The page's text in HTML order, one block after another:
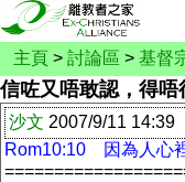
主頁 > 討論區 > 基督
信咗又唔敢認，得唔
沙文 2007/9/11 14:39
Rom10:10 因為人心